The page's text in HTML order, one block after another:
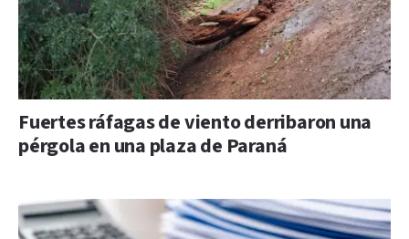
Fuertes ráfagas de viento derribaron una
pérgola en una plaza de Paraná